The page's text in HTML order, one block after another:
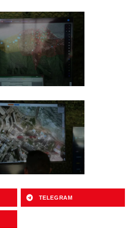
TELEGRAM